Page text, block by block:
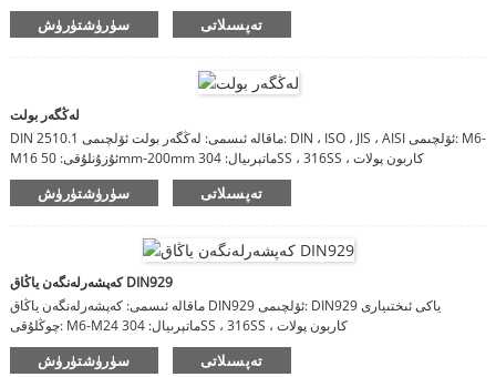
سۈرۈشتۈرۈش تەپسىلاتى
لەڭگەر بولت
DIN 2510.1 ماقالە ئىسمى: لەڭگەر بولت ئۆلچىمى: DIN ، ISO ، JIS ، AISI ئۆلچىمى: M6-
M16 ئۇزۇنلۇقى: 50mm-200mm ماتېرىيال: 304SS ، 316SS ، كاربون پولات
سۈرۈشتۈرۈش تەپسىلاتى
كەپشەرلەنگەن ياڭاق DIN929
ماقالە ئىسمى: كەپشەرلەنگەن ياڭاق DIN929 ئۆلچىمى: DIN929 ياكى ئىختىيارى
چوڭلۇقى: M6-M24 ماتېرىيال: 304SS ، 316SS ، كاربون پولات
سۈرۈشتۈرۈش تەپسىلاتى